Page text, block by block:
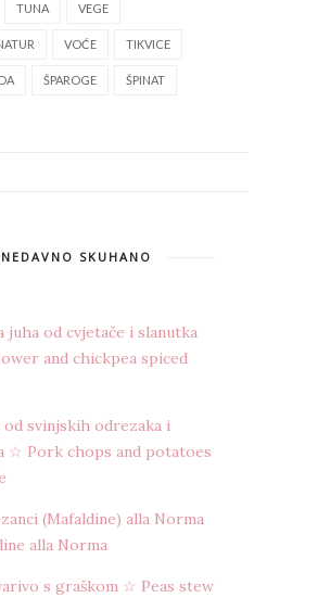
TUNA VEGE
VOĆE TIKVICE
ŠPAROGE ŠPINAT
NEDAVNO SKUHANO
juha od cvjetače i slanutka
and chickpea spiced
od svinjskih odrezaka i
☆ Pork chops and potatoes
(Mafaldine) alla Norma
alla Norma
s graškom ☆ Peas stew